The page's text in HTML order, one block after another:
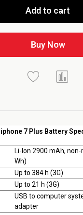
7 Plus Battery
Li-Ion 2900 mAh,
Wh)
Up to 384 h (3G)
Up to 21 h (3G)
USB to computer
adapter
Add to cart
Buy Now